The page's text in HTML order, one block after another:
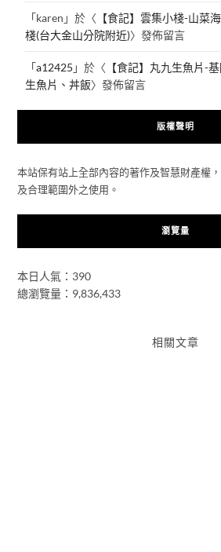
「karen 」於〈 【食記】雲集小棧-山菜
棧(台大金山分院附近)〉發佈留言
「a12425 」於〈 【食記】丸九生魚片-
生魚片、丼飯〉發佈留言
版權聲明
本站保有站上全部內容的著作及智慧財產權
及合理範圍外之使用。
瀏覽量
本日人氣：390
總瀏覽量：9,836,433
相關文章